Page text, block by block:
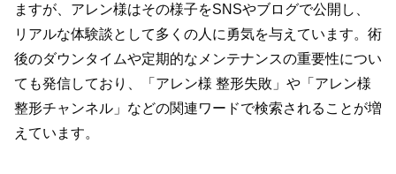
ますが、アレン様はその様子をSNSやブログで公開し、
リアルな体験談として多くの人に勇気を与えています。術
後のダウンタイムや定期的なメンテナンスの重要性につい
ても発信しており、「アレン様 整形失敗」や「アレン様
整形チャンネル」などの関連ワードで検索されることが増
えています。